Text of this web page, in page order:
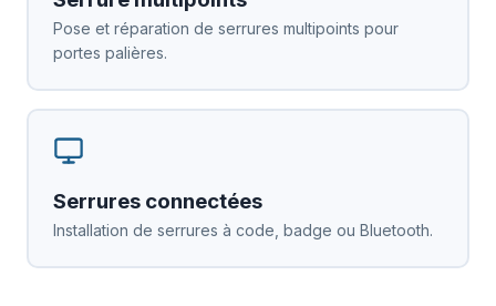
Pose et réparation de serrures multipoints pour
portes palières.
Serrures connectées
Installation de serrures à code, badge ou Bluetooth.